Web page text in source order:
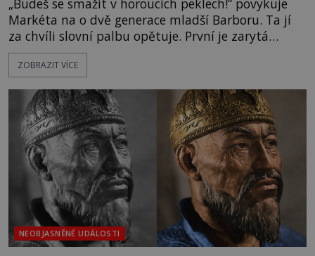
„Budeš se smažit v horoucích peklech!“ povykuje
Markéta na o dvě generace mladší Barboru. Ta jí
za chvíli slovní palbu opětuje. První je zarytá
katolička, druhá přesvědčená kališnice. A každá z
nich se usídlí na jedné z věží slavného hradu
mezi vůdce protihusitského boje. Za manželku má
skutečně jistou
ZOBRAZIT VÍCE
NEOBJASNĚNÉ UDÁLOSTI